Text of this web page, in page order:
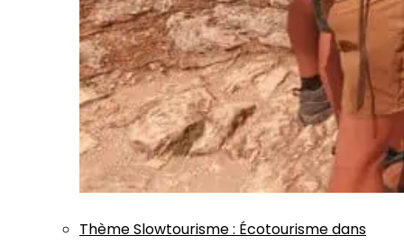
ThèmeSlowtourisme: Écotourisme dans